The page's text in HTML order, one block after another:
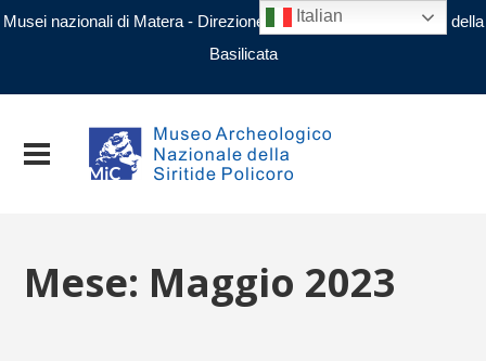
Musei nazionali di Matera - Direzione regionale Musei nazionali della
Basilicata
Mese: Maggio 2023
Italian